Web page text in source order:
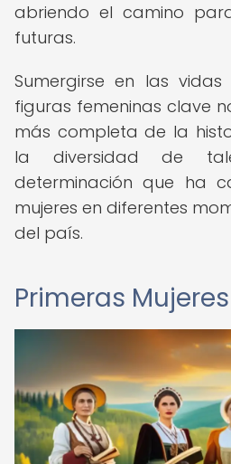
abriendo el camino
futuras.
Sumergirse en las
figuras femeninas clave
más completa de la
la diversidad de
determinación que ha
mujeres en diferentes
del país.
Primeras